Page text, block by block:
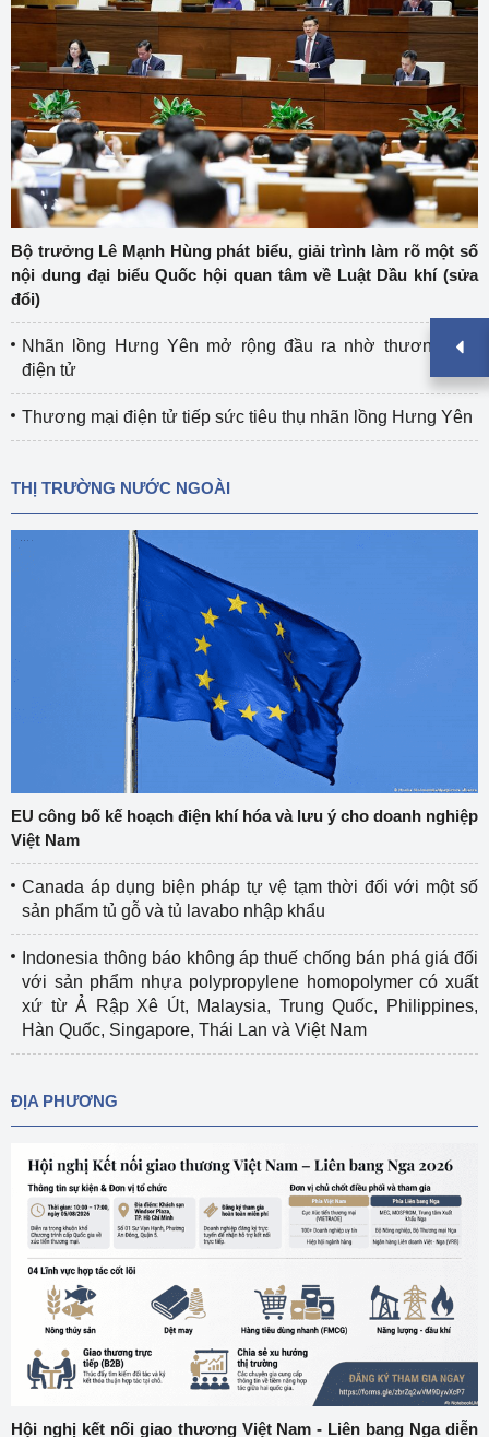
Bộ trưởng Lê Mạnh Hùng phát biểu, giải trình làm rõ một số
nội dung đại biểu Quốc hội quan tâm về Luật Dầu khí (sửa
đổi)
Nhãn lồng Hưng Yên mở rộng đầu ra nhờ thương mại
điện tử
Thương mại điện tử tiếp sức tiêu thụ nhãn lồng Hưng Yên
THỊ TRƯỜNG NƯỚC NGOÀI
EU công bố kế hoạch điện khí hóa và lưu ý cho doanh nghiệp
Việt Nam
Canada áp dụng biện pháp tự vệ tạm thời đối với một số
sản phẩm tủ gỗ và tủ lavabo nhập khẩu
Indonesia thông báo không áp thuế chống bán phá giá đối
với sản phẩm nhựa polypropylene homopolymer có xuất
xứ từ Ả Rập Xê Út, Malaysia, Trung Quốc, Philippines,
Hàn Quốc, Singapore, Thái Lan và Việt Nam
ĐỊA PHƯƠNG
Hội nghị kết nối giao thương Việt Nam - Liên bang Nga diễn